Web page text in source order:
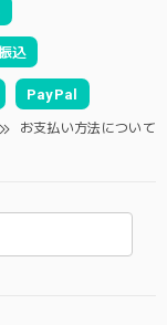
込
PayPal
お支払い方法について